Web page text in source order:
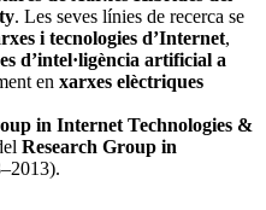
. Les seves línies de recerca se
i tecnologies d’Internet,
d’intel·ligència artificial a
en xarxes elèctriques
in Internet Technologies &
Research Group in